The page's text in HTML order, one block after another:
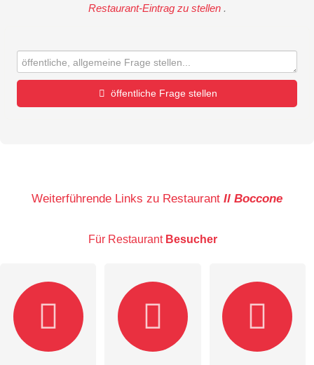
Restaurant-Eintrag zu stellen .
öffentliche Frage stellen
E-Mail-Adresse (wird nicht veröffentlicht)
Weiterführende Links zu Restaurant Il Boccone
Für Restaurant Besucher